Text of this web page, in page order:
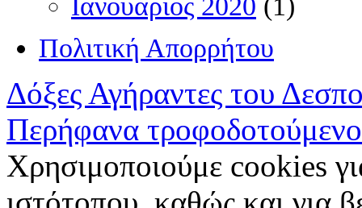
Πολιτική Απορρήτου
Δόξες Αγήραντες του
Περήφανα
Χρησιμοποιούμε cookies